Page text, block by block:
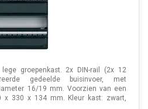
lege groepenkast. 2x DIN-rail (2x 12
gedeelde buisinvoer, met
16/19 mm. Voorzien van een
x 330 x 134 mm. Kleur kast: zwart,